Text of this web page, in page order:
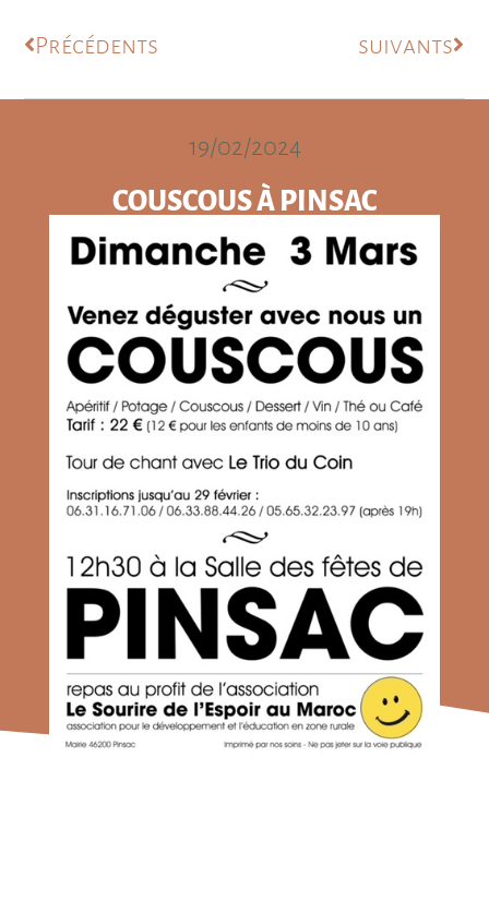
Précédents suivants
19/02/2024
COUSCOUS À PINSAC